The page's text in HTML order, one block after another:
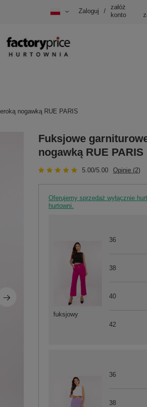
Zaloguj /
załóż
konto
nogawką RUE PARIS
Fuksjowe
nogawką RUE PARIS
5.00/5.00 Opinie (2)
Oferujemy sprzedaż wyłącznie
hurtowni.
36
38
fuksjowy
36
38
40
42